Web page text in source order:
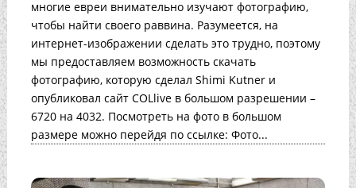
многие евреи внимательно изучают фотографию,
чтобы найти своего раввина. Разумеется, на
интернет-изображении сделать это трудно, поэтому
мы предоставляем возможность скачать
фотографию, которую сделал Shimi Kutner и
опубликовал сайт COLlive в большом разрешении –
6720 на 4032. Посмотреть на фото в большом
размере можно перейдя по ссылке: Фото...